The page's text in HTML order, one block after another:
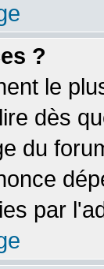
?
le
dès
du
par